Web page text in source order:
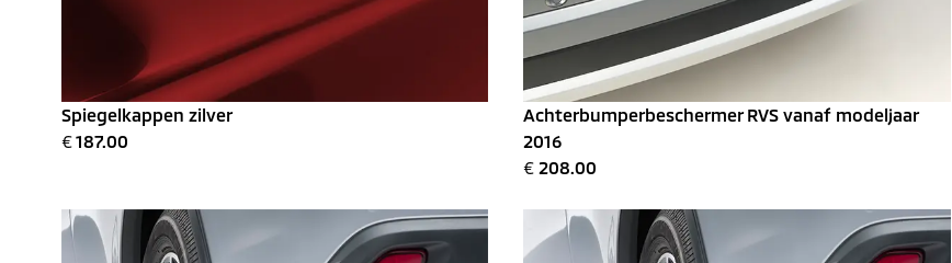
Spiegelkappen zilver
€187.00
Achterbumperbeschermer RVS vanaf modeljaar
2016
€ 208.00